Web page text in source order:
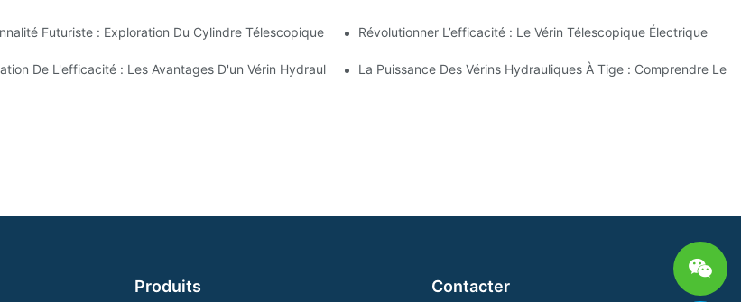
Futuriste : Exploration Du Cylindre Télescopique ÉlectriqueRévolutionner L’efficacité : Le Vérin Télescopique Électrique
Benne
De L'efficacité : Les Avantages D'un Vérin Hydraulique Télescopique À 4 ÉtagesLa Puissance Des Vérins Hydrauliques À Tige : Comprendre
Produits Contacter